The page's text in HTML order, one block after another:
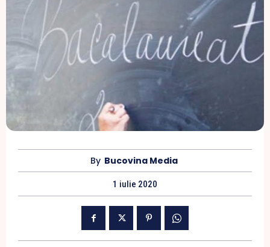
By Bucovina Media
1 iulie 2020